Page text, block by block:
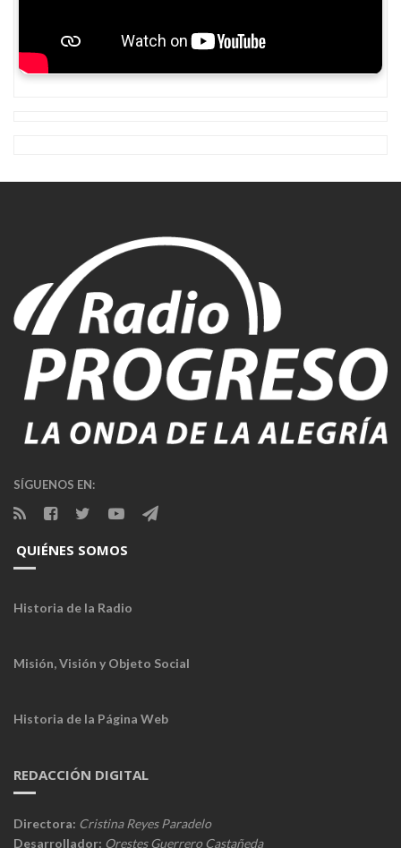
SÍGUENOS EN:
QUIÉNES SOMOS
Historia de la Radio
Misión, Visión y Objeto Social
Historia de la Página Web
REDACCIÓN DIGITAL
Directora: Cristina Reyes Paradelo
Desarrollador: Orestes Guerrero Castañeda